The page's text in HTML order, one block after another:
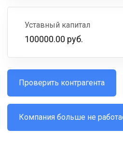
Уставный капитал
100000.00 руб.
Проверить контрагента
Компания больше не